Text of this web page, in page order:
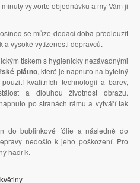
vytvořte objednávku a my Vám ji
se může dodací doba prodloužit
a vysoké vytíženosti dopravců.
tiskem s hygienicky nezávadnými
plátno, které je napnuto na bytelný
kvalitních technologií a barev,
a dlouhou životnost obrazu.
po stranách rámu a vytváří tak
do bublinkové fólie a následně do
nedošlo k jeho poškození. Pro
hadřík.